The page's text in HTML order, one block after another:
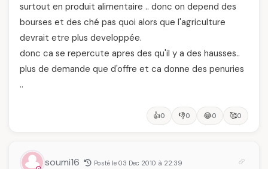
surtout en produit alimentaire .. donc on depend des
bourses et des ché pas quoi alors que l'agriculture
devrait etre plus developpée.
donc ca se repercute apres des qu'il y a des hausses..
plus de demande que d'offre et ca donne des penuries
..
👍0 👎0 😂0 🥰0
soumi16 Posté le 03 Dec 2010 à 22:39